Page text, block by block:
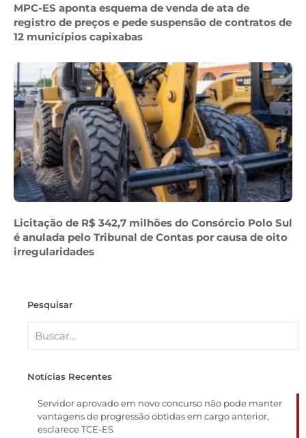
MPC-ES aponta esquema de venda de ata de
registro de preços e pede suspensão de contratos de
12 municípios capixabas
Licitação de R$ 342,7 milhões do Consórcio Polo Sul
é anulada pelo Tribunal de Contas por causa de oito
irregularidades
Pesquisar
Notícias Recentes
Servidor aprovado em novo concurso não pode manter
vantagens de progressão obtidas em cargo anterior,
esclarece TCE-ES